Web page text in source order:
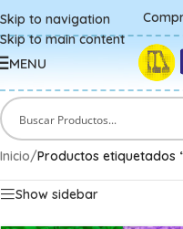
Skip to navigation
Skip to main content
MENU
Inicio/Productos etiquetados
Show sidebar